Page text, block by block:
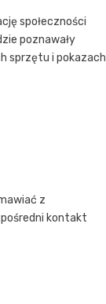
społeczności
poznawały
sprzętu i pokazach
z
kontakt